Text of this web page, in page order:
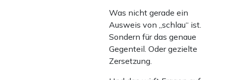
Was nicht gerade ein
Ausweis von „schlau“ ist.
Sondern für das genaue
Gegenteil. Oder gezielte
Zersetzung.